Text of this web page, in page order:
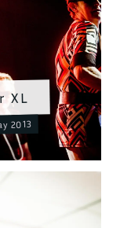
XL
2013